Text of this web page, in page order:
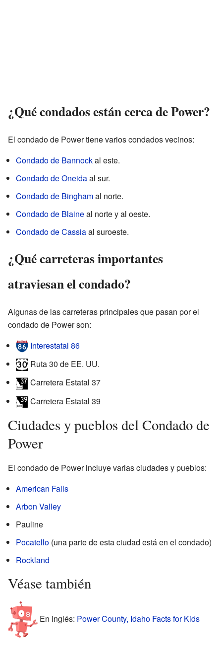
¿Qué condados están cerca de Power?
El condado de Power tiene varios condados vecinos:
Condado de Bannockal este.
Condado de Oneidaal sur.
Condado de Binghamal norte.
Condado de Blaineal norte y al oeste.
Condado de Cassiaal suroeste.
¿Qué carreteras importantes
atraviesan el condado?
Algunas de las carreteras principales que pasan por el
condado de Power son:
Interestatal 86
Ruta 30 de EE. UU.
Carretera Estatal 37
Carretera Estatal 39
Ciudades y pueblos del Condado de
Power
El condado de Power incluye varias ciudades y pueblos:
American Falls
Arbon Valley
Pauline
Pocatello (una parte de esta ciudad está en el condado)
Rockland
Véase también
En inglés: Power County, Idaho Facts for Kids